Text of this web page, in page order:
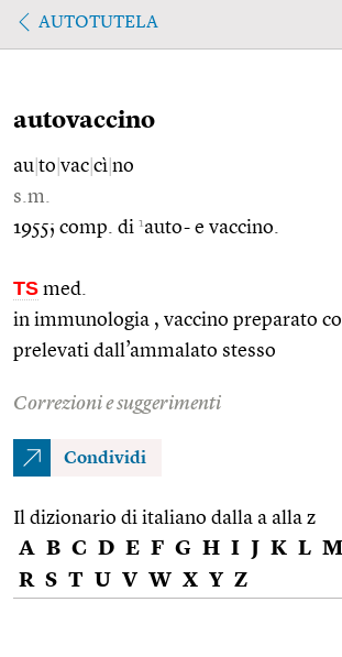
AUTOTUTELA
autovaccino
au to vac cì no
s.m.
1955; comp. di 1auto- e vaccino.
TS med.
in immunologia , vaccino preparato
prelevati dall’ammalato stesso
Correzioni e suggerimenti
Condividi
Il dizionario di italiano dalla a alla z
A B C D E F G H I J K L M
R S T U V W X Y Z